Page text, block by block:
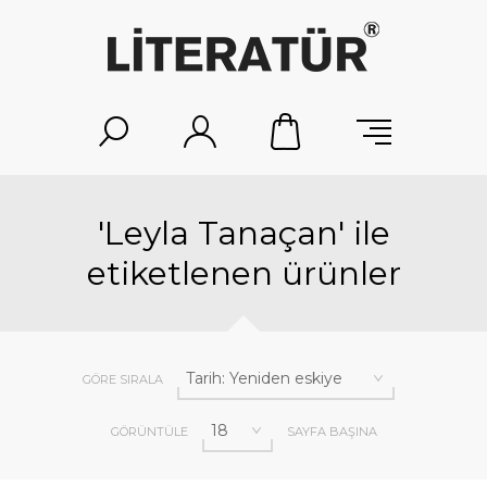
'Leyla Tanaçan' ile
etiketlenen ürünler
GÖRE SIRALA
GÖRÜNTÜLE SAYFA BAŞINA